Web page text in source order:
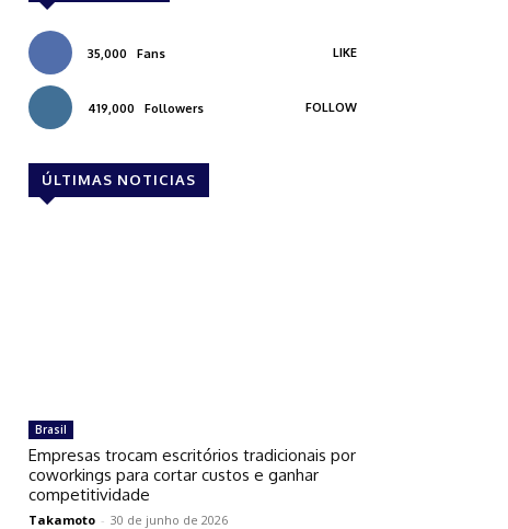
35,000 Fans LIKE
419,000 Followers FOLLOW
ÚLTIMAS NOTICIAS
Brasil
Empresas trocam escritórios tradicionais por
coworkings para cortar custos e ganhar
competitividade
Takamoto - 30 de junho de 2026